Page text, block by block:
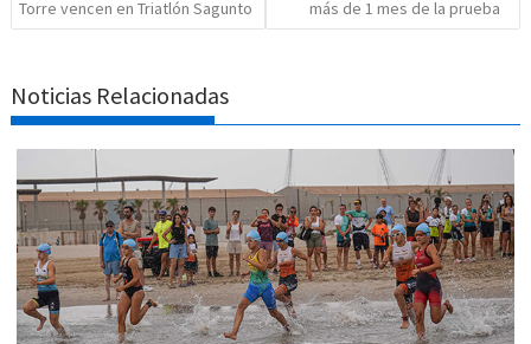
Torre vencen en Triatlón Sagunto más de 1 mes de la prueba
Noticias Relacionadas